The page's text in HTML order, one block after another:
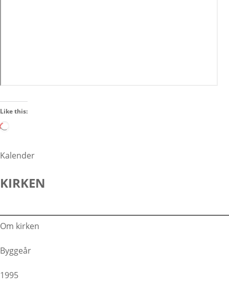
Like this:
a
n
…
Kalender
KIRKEN
Om kirken
Byggeår
1995